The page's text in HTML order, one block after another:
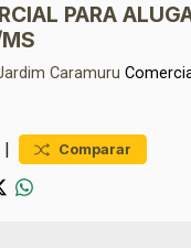
PARA
Caramuru
| Comparar